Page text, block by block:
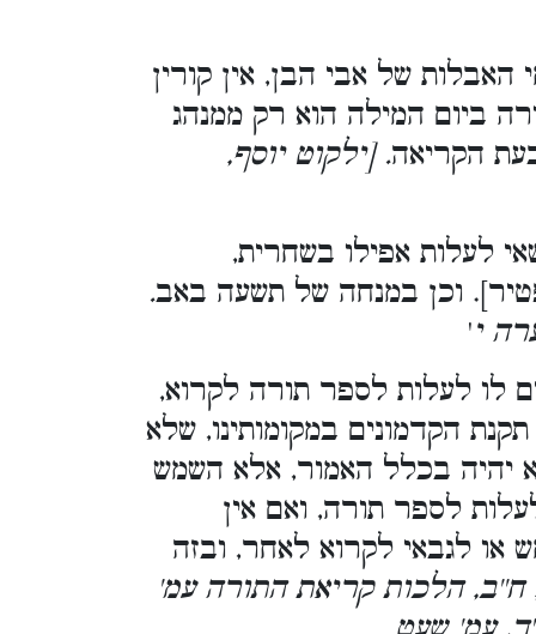
של אבי הבן, אין קורין
ביום המילה הוא רק ממנהג
הקריאה. [ילקוט יוסף,
לעלות אפילו בשחרית,
וכן במנחה של תשעה באב.
י'
לו לעלות לספר תורה לקרוא,
תקנת הקדמונים במקומותינו, שלא
יהיה בכלל האמור, אלא השמש
לספר תורה, ואם אין
או לגבאי לקרוא לאחר, ובזה
ח''ב, הלכות קריאת התורה עמ'